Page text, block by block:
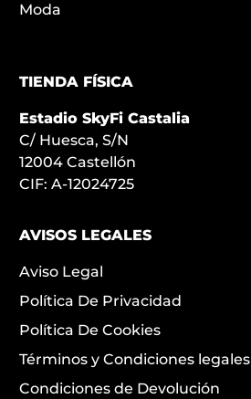
Moda
TIENDA FÍSICA
Estadio SkyFi Castalia
C/ Huesca, S/N
12004 Castellón
CIF: A-12024725
AVISOS LEGALES
Aviso Legal
Política De Privacidad
Política De Cookies
Términos y Condiciones legales
Condiciones de Devolución